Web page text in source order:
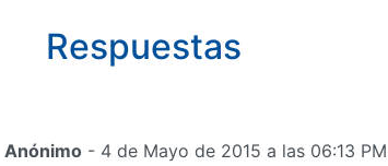
Respuestas
Anónimo- 4 de Mayo de 2015 a las 06:13 PM